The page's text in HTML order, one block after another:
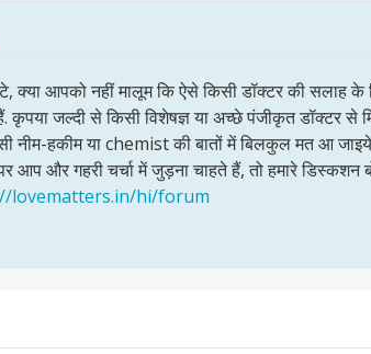
नवंबर
क्या आपको नहीं मालूम कि ऐसे किसी डॉक्टर की सलाह के
कृपया जल्दी से किसी विशेषज्ञ या अच्छे पंजीकृत डॉक्टर से
नीम-हकीम या chemist की बातों में बिलकुल मत आ
आप और गहरी चर्चा में जुड़ना चाहते हैं, तो हमारे डिस्कशन
lovematters.in/hi/forum